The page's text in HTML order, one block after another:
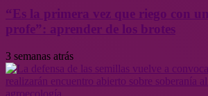
“Es la primera vez que riego con
profe”: aprender de los brotes
3 semanas atrás